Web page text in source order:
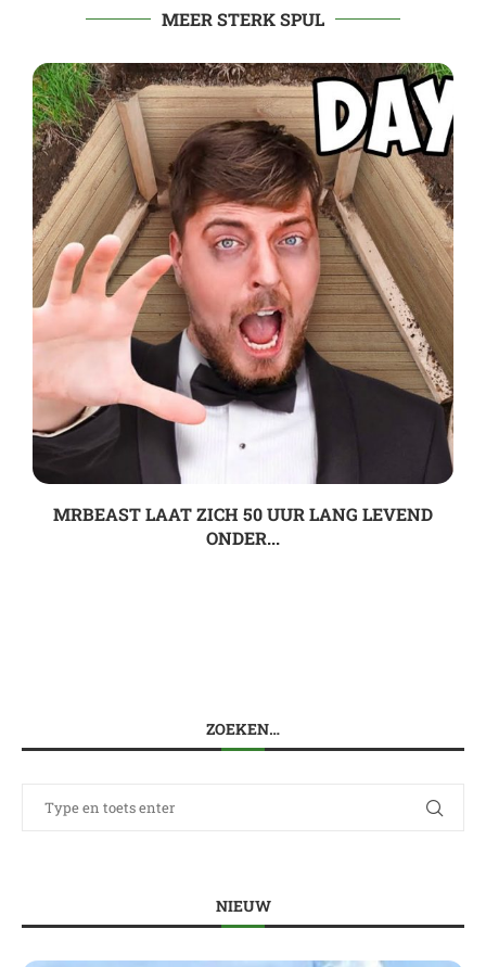
MEER STERK SPUL
MRBEAST LAAT ZICH 50 UUR LANG LEVEND
ONDER...
ZOEKEN…
NIEUW